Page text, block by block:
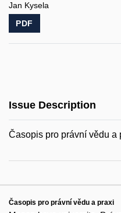
Jan Kysela
PDF
Issue Description
Časopis pro právní vědu a
Časopis pro právní vědu a praxi